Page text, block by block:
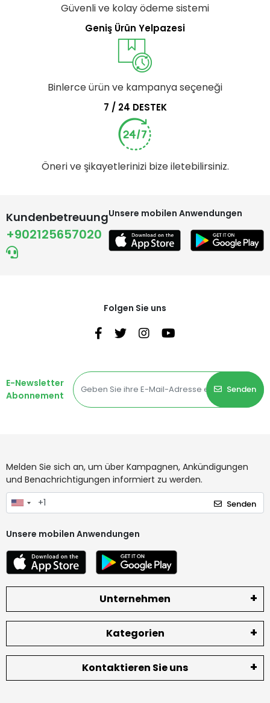
Güvenli ve kolay ödeme sistemi
Geniş Ürün Yelpazesi
Binlerce ürün ve kampanya seçeneği
7 / 24 DESTEK
Öneri ve şikayetlerinizi bize iletebilirsiniz.
Kundenbetreuung
+902125657020
Unsere mobilen Anwendungen
Folgen Sie uns
E-Newsletter
Abonnement
Senden
Melden Sie sich an, um über Kampagnen, Ankündigungen
und Benachrichtigungen informiert zu werden.
Senden
Unsere mobilen Anwendungen
Unternehmen
Kategorien
Kontaktieren Sie uns